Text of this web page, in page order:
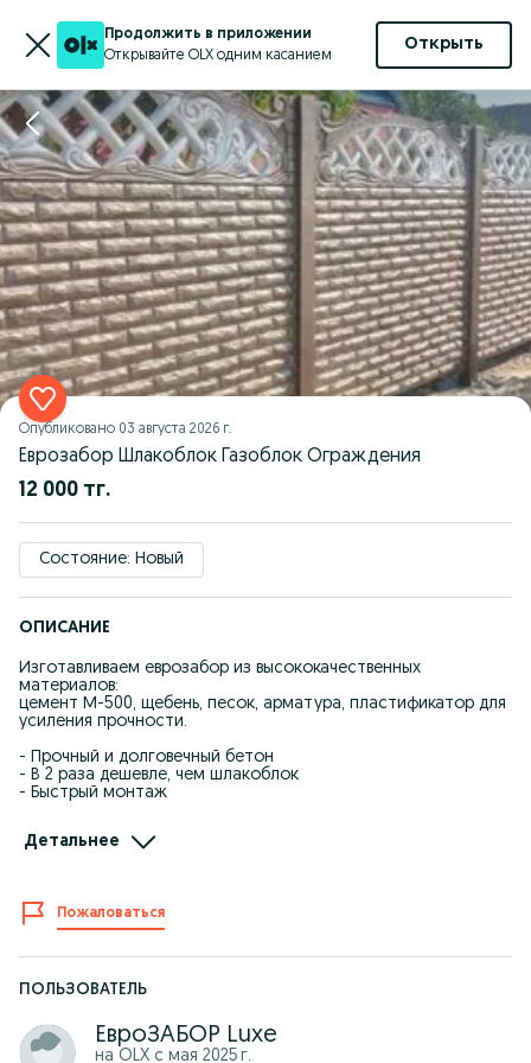
Продолжить в приложении
Открывайте OLX одним касанием
Открыть
Опубликовано 03 августа 2026 г.
Еврозабор Шлакоблок Газоблок Ограждения
12 000 тг.
Состояние: Новый
ОПИСАНИЕ
Изготавливаем еврозабор из высококачественных
материалов:
цемент М-500, щебень, песок, арматура, пластификатор для
усиления прочности.
- Прочный и долговечный бетон
- В 2 раза дешевле, чем шлакоблок
- Быстрый монтаж
Работаем по договору.
Жоғары сапалы материалдан жасалған еврозаборға
тапсырыс қабылдаймыз.
пластификатор бетонның беріктігін арттырады.
- Шлакоблоктан 2 есе арзан
- Бетон сапасына 7 жыл кепілдік
Детальнее
Пожаловаться
ПОЛЬЗОВАТЕЛЬ
ЕвроЗАБОР Luxe
на OLX с мая 2025 г.